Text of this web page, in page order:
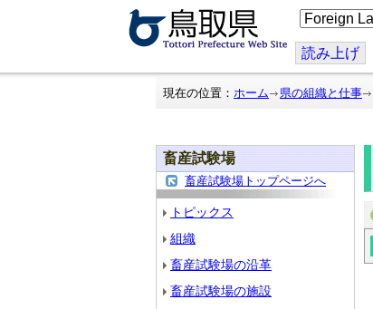
こ
の
ジ
を
翻
読み上げ
現在の位置： ホーム 県の組織と仕事
畜産試験場
畜産試験場トップページへ
トピックス
組織
畜産試験場の沿革
畜産試験場の施設